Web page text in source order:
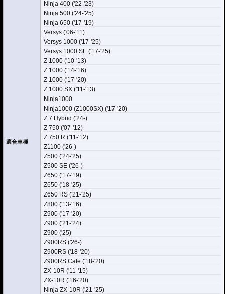
適合車種
Ninja 400 ('22-'23)
Ninja 500 ('24-'25)
Ninja 650 ('17-'19)
Versys ('06-'11)
Versys 1000 ('17-'25)
Versys 1000 SE ('17-'25)
Z 1000 ('10-'13)
Z 1000 ('14-'16)
Z 1000 ('17-'20)
Z 1000 SX ('11-'13)
Ninja1000
Ninja1000 (Z1000SX) ('17-'20)
Z 7 Hybrid ('24-)
Z 750 ('07-'12)
Z 750 R ('11-'12)
Z1100 ('26-)
Z500 ('24-'25)
Z500 SE ('26-)
Z650 ('17-'19)
Z650 ('18-'25)
Z650 RS ('21-'25)
Z800 ('13-'16)
Z900 ('17-'20)
Z900 ('21-'24)
Z900 ('25)
Z900RS ('26-)
Z900RS ('18-'20)
Z900RS Cafe ('18-'20)
ZX-10R ('11-'15)
ZX-10R ('16-'20)
Ninja ZX-10R ('21-'25)